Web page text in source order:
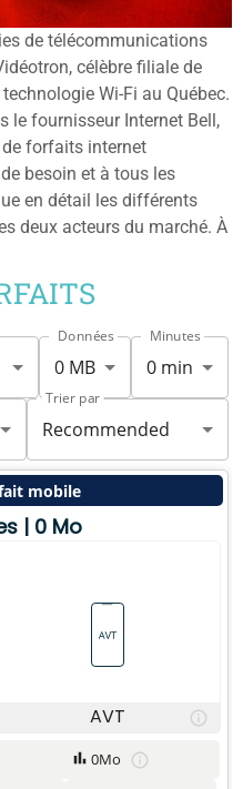
de télécommunications
célèbre filiale de
Wi-Fi au Québec.
le fournisseur Internet Bell,
forfaits internet
besoin et à tous les
en détail les différents
deux acteurs du marché. À